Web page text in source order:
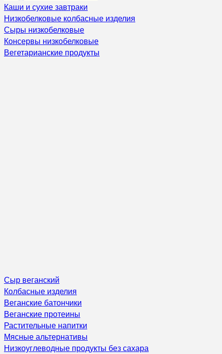
Каши и сухие завтраки
Низкобелковые колбасные изделия
Сыры низкобелковые
Консервы низкобелковые
Вегетарианские продукты
Сыр веганский
Колбасные изделия
Веганские батончики
Веганские протеины
Растительные напитки
Мясные альтернативы
Низкоуглеводные продукты без сахара